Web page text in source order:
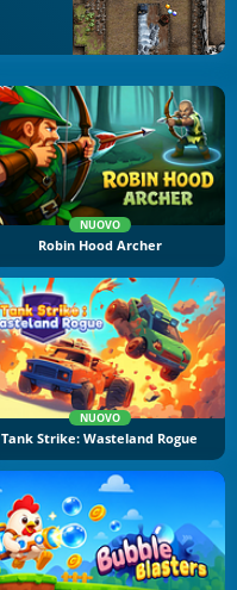
NUOVO
Robin Hood Archer
NUOVO
Tank Strike: Wasteland Rogue